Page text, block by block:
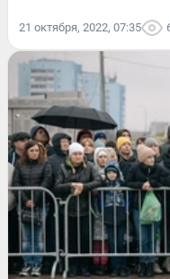
21 октября, 2022, 07:35